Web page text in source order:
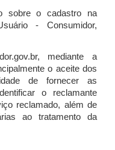
sobre o cadastro na
- Consumidor,
mediante a
o aceite dos
de fornecer as
o reclamante
reclamado, além de
ao tratamento da